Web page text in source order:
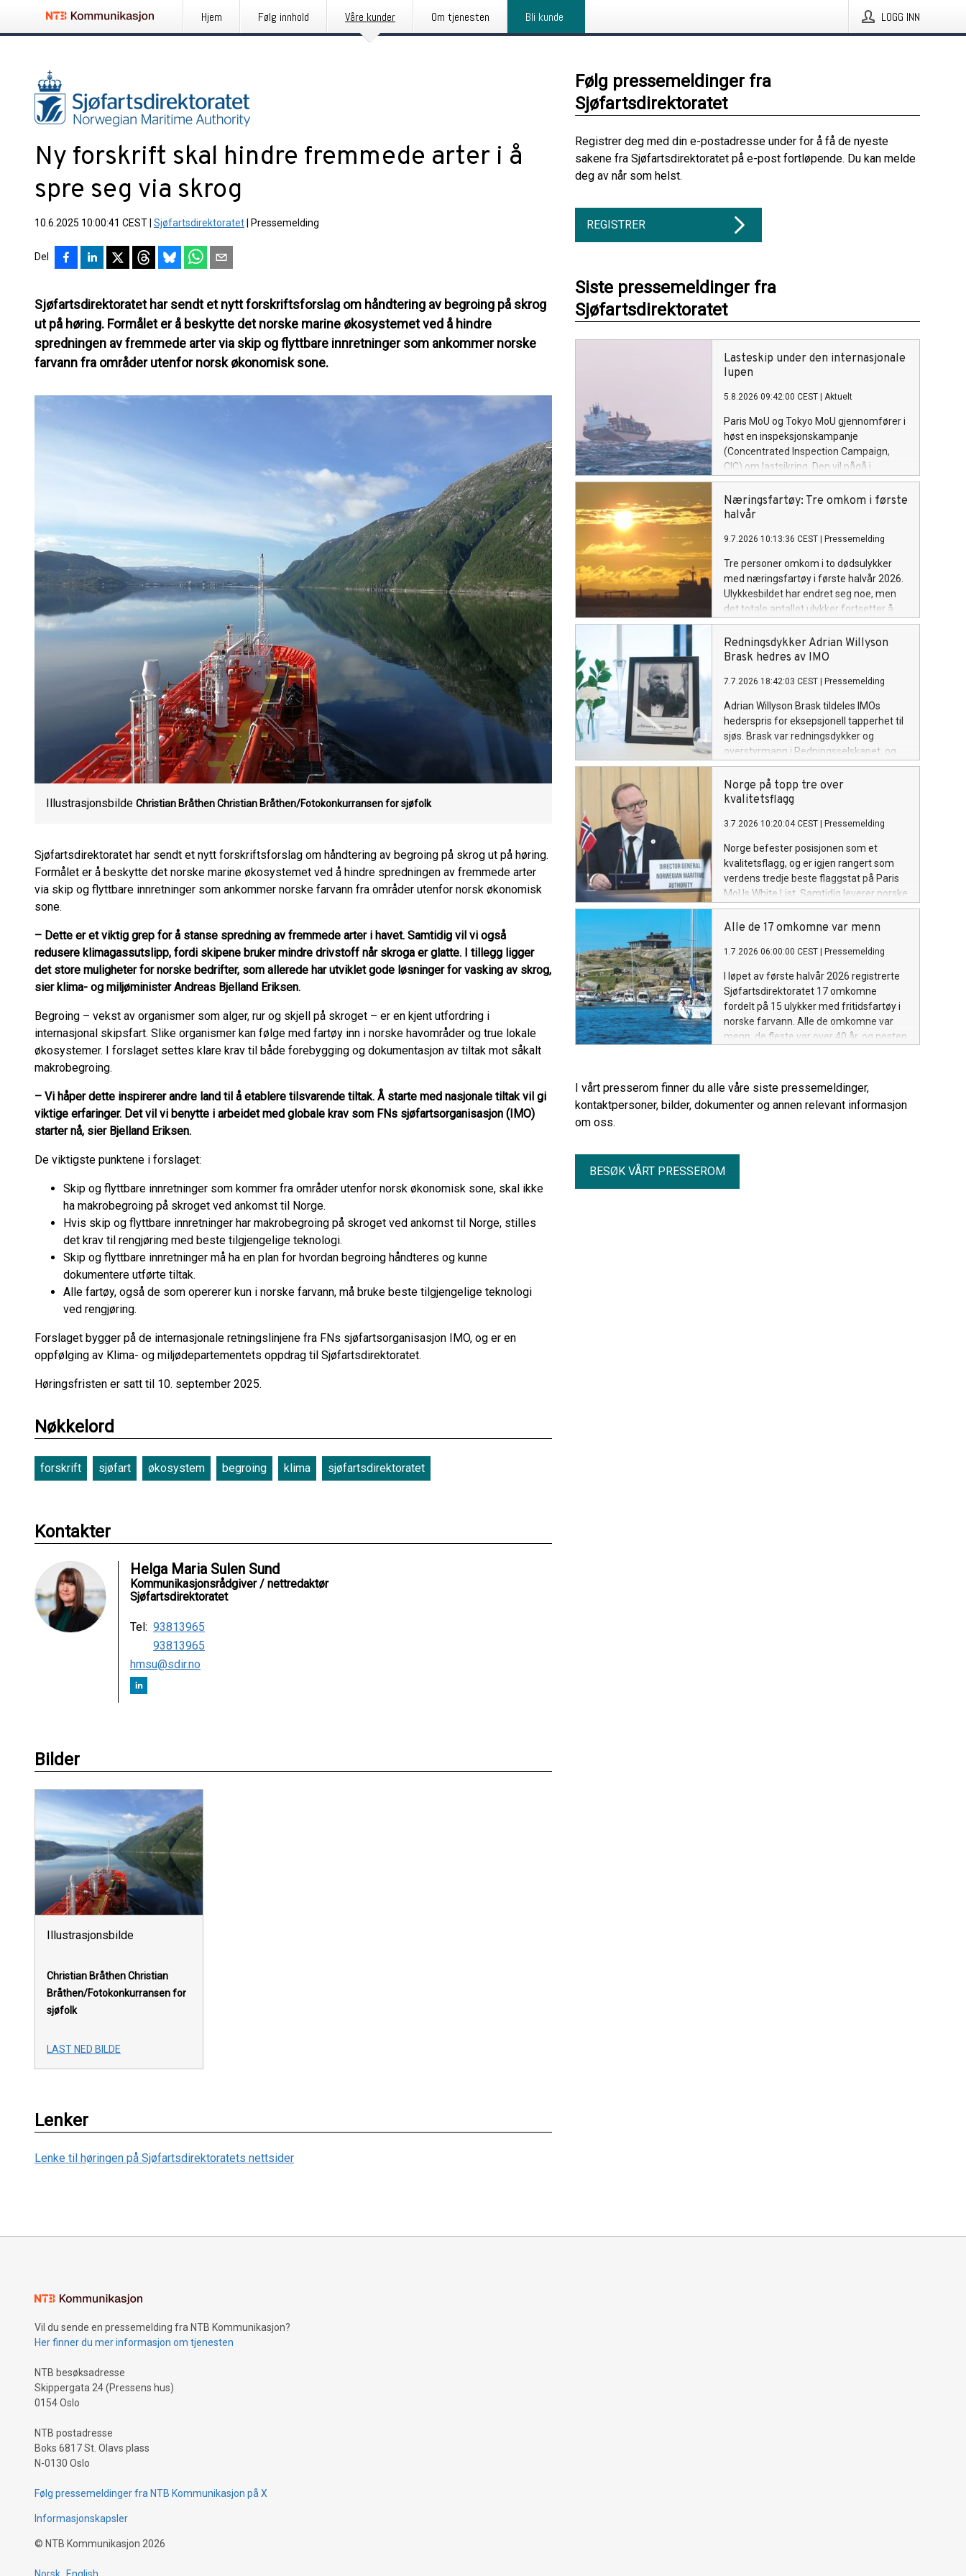
Hjem Følg innhold Våre kunder Om tjenesten Bli kunde LOGG INN
Ny forskrift skal hindre fremmede arter i å
spre seg via skrog
10.6.2025 10:00:41 CEST Sjøfartsdirektoratet Pressemelding
Del
Sjøfartsdirektoratet har sendt et nytt forskriftsforslag om håndtering av begroing på skrog
ut på høring. Formålet er å beskytte det norske marine økosystemet ved å hindre
spredningen av fremmede arter via skip og flyttbare innretninger som ankommer norske
farvann fra områder utenfor norsk økonomisk sone.
Illustrasjonsbilde Christian BråthenChristian Bråthen/Fotokonkurransen for sjøfolk
Sjøfartsdirektoratet har sendt et nytt forskriftsforslag om håndtering av begroing på skrog ut på høring.
Formålet er å beskytte det norske marine økosystemet ved å hindre spredningen av fremmede arter
via skip og flyttbare innretninger som ankommer norske farvann fra områder utenfor norsk økonomisk
sone.
– Dette er et viktig grep for å stanse spredning av fremmede arter i havet. Samtidig vil vi også
redusere klimagassutslipp, fordi skipene bruker mindre drivstoff når skroga er glatte. I tillegg ligger
det store muligheter for norske bedrifter, som allerede har utviklet gode løsninger for vasking av skrog,
sier klima- og miljøminister Andreas Bjelland Eriksen.
Begroing – vekst av organismer som alger, rur og skjell på skroget – er en kjent utfordring i
internasjonal skipsfart. Slike organismer kan følge med fartøy inn i norske havområder og true lokale
økosystemer. I forslaget settes klare krav til både forebygging og dokumentasjon av tiltak mot såkalt
makrobegroing.
– Vi håper dette inspirerer andre land til å etablere tilsvarende tiltak. Å starte med nasjonale tiltak vil gi
viktige erfaringer. Det vil vi benytte i arbeidet med globale krav som FNs sjøfartsorganisasjon (IMO)
starter nå, sier Bjelland Eriksen.
De viktigste punktene i forslaget:
Skip og flyttbare innretninger som kommer fra områder utenfor norsk økonomisk sone, skal ikke
ha makrobegroing på skroget ved ankomst til Norge.
Hvis skip og flyttbare innretninger har makrobegroing på skroget ved ankomst til Norge, stilles
det krav til rengjøring med beste tilgjengelige teknologi.
Skip og flyttbare innretninger må ha en plan for hvordan begroing håndteres og kunne
dokumentere utførte tiltak.
Alle fartøy, også de som opererer kun i norske farvann, må bruke beste tilgjengelige teknologi
ved rengjøring.
Forslaget bygger på de internasjonale retningslinjene fra FNs sjøfartsorganisasjon IMO, og er en
oppfølging av Klima- og miljødepartementets oppdrag til Sjøfartsdirektoratet.
Høringsfristen er satt til 10. september 2025.
Nøkkelord
forskrift sjøfart økosystem begroing klima sjøfartsdirektoratet
Kontakter
Helga Maria Sulen Sund
Kommunikasjonsrådgiver / nettredaktør
Sjøfartsdirektoratet
Tel: 93813965
93813965
hmsu@sdir.no
Bilder
Illustrasjonsbilde
Christian BråthenChristian
Bråthen/Fotokonkurransen for
sjøfolk
LAST NED BILDE
Lenker
Lenke til høringen på Sjøfartsdirektoratets nettsider
Følg pressemeldinger fra
Sjøfartsdirektoratet
Registrer deg med din e-postadresse under for å få de nyeste
sakene fra Sjøfartsdirektoratet på e-post fortløpende. Du kan melde
deg av når som helst.
REGISTRER
Siste pressemeldinger fra
Sjøfartsdirektoratet
Lasteskip under den internasjonale
lupen
5.8.2026 09:42:00 CEST Aktuelt
Paris MoU og Tokyo MoU gjennomfører i
høst en inspeksjonskampanje
(Concentrated Inspection Campaign,
CIC) om lastsikring. Den vil pågå i
tidsrommet 1. september til 30.
november.
Næringsfartøy: Tre omkom i første
halvår
9.7.2026 10:13:36 CEST Pressemelding
Tre personer omkom i to dødsulykker
med næringsfartøy i første halvår 2026.
Ulykkesbildet har endret seg noe, men
det totale antallet ulykker fortsetter å
øke. – Alvorlig, sier sjøfartsdirektøren.
Redningsdykker Adrian Willyson
Brask hedres av IMO
7.7.2026 18:42:03 CEST Pressemelding
Adrian Willyson Brask tildeles IMOs
hederspris for eksepsjonell tapperhet til
sjøs. Brask var redningsdykker og
overstyrmann i Redningsselskapet, og
omkom i forsøket på å redde livet til en
ung jente som var savnet i
Nappstraumen i Lofoten.
Norge på topp tre over
kvalitetsflagg
3.7.2026 10:20:04 CEST Pressemelding
Norge befester posisjonen som et
kvalitetsflagg, og er igjen rangert som
verdens tredje beste flaggstat på Paris
MoUs White List. Samtidig leverer norske
skip sterke resultater i både Tokyo MoU
og US Coast Guards Qualship 21-
havnestatskontrollsystem.
Alle de 17 omkomne var menn
1.7.2026 06:00:00 CEST Pressemelding
I løpet av første halvår 2026 registrerte
Sjøfartsdirektoratet 17 omkomne
fordelt på 15 ulykker med fritidsfartøy i
norske farvann. Alle de omkomne var
menn, de fleste var over 40 år, og nesten
I vårt presserom finner du alle våre siste pressemeldinger,
kontaktpersoner, bilder, dokumenter og annen relevant informasjon
om oss.
BESØK VÅRT PRESSEROM
Vil du sende en pressemelding fra NTB Kommunikasjon?
Her finner du mer informasjon om tjenesten
NTB besøksadresse
Skippergata 24 (Pressens hus)
0154 Oslo
NTB postadresse
Boks 6817 St. Olavs plass
N-0130 Oslo
Følg pressemeldinger fra NTB Kommunikasjon på X
Informasjonskapsler
© NTB Kommunikasjon 2026